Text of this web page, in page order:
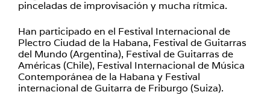
pinceladas de improvisación y mucha rítmica.
Han participado en el Festival Internacional de
Plectro Ciudad de la Habana, Festival de Guitarras
del Mundo (Argentina), Festival de Guitarras de
Américas (Chile), Festival Internacional de Música
Contemporánea de la Habana y Festival
internacional de Guitarra de Friburgo (Suiza).